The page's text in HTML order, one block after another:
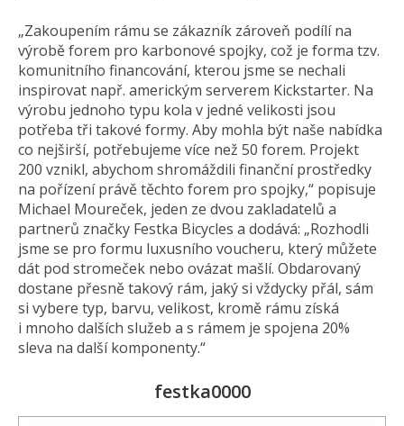
„Zakoupením rámu se zákazník zároveň podílí na
výrobě forem pro karbonové spojky, což je forma tzv.
komunitního financování, kterou jsme se nechali
inspirovat např. americkým serverem Kickstarter. Na
výrobu jednoho typu kola v jedné velikosti jsou
potřeba tři takové formy. Aby mohla být naše nabídka
co nejširší, potřebujeme více než 50 forem. Projekt
200 vznikl, abychom shromáždili finanční prostředky
na pořízení právě těchto forem pro spojky,“ popisuje
Michael Moureček, jeden ze dvou zakladatelů a
partnerů značky Festka Bicycles a dodává: „Rozhodli
jsme se pro formu luxusního voucheru, který můžete
dát pod stromeček nebo ovázat mašlí. Obdarovaný
dostane přesně takový rám, jaký si vždycky přál, sám
si vybere typ, barvu, velikost, kromě rámu získá
i mnoho dalších služeb a s rámem je spojena 20%
sleva na další komponenty.“
festka0000